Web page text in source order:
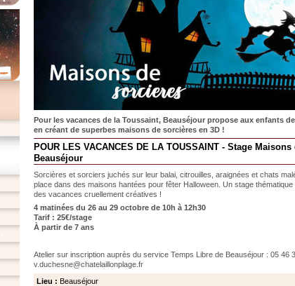
Pour les vacances de la Toussaint, Beauséjour propose aux enfants
en créant de superbes maisons de sorcières en 3D !
POUR LES VACANCES DE LA TOUSSAINT - Stage
Beauséjour
Sorcières et sorciers juchés sur leur balai, citrouilles, araignées et chats
place dans des maisons hantées pour fêter Halloween. Un stage thématique
des vacances cruellement créatives !
4 matinées du 26 au 29 octobre de 10h à 12h30
Tarif : 25€/stage
À partir de 7 ans
Atelier sur inscription auprès du service Temps Libre de Beauséjour : 05 46
v.duchesne@chatelaillonplage.fr
Lieu : Beauséjour